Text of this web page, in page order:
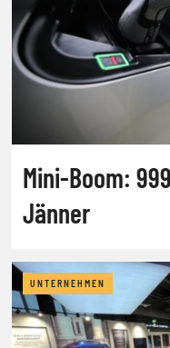
Mini-Boom:
Jänner
UNTERNEHMEN